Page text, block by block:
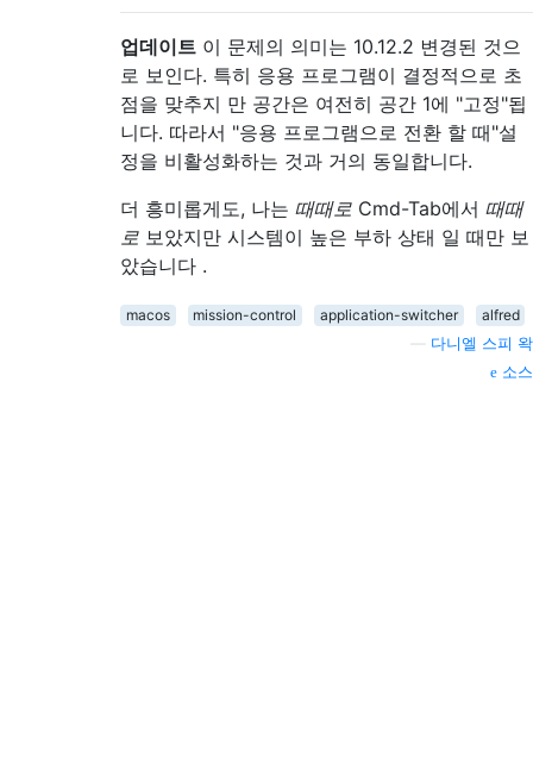
업데이트 이 문제의 의미는 10.12.2 변경된 것으
로 보인다. 특히 응용 프로그램이 결정적으로 초
점을 맞추지 만 공간은 여전히 ​​공간 1에 "고정"됩
니다. 따라서 "응용 프로그램으로 전환 할 때"설
정을 비활성화하는 것과 거의 동일합니다.
더 흥미롭게도, 나는 때때로 Cmd-Tab에서 때때
로 보았지만 시스템이 높은 부하 상태 일 때만 보
았습니다 .
macos mission-control application-switcher
alfred
다니엘 스피 왁
소스